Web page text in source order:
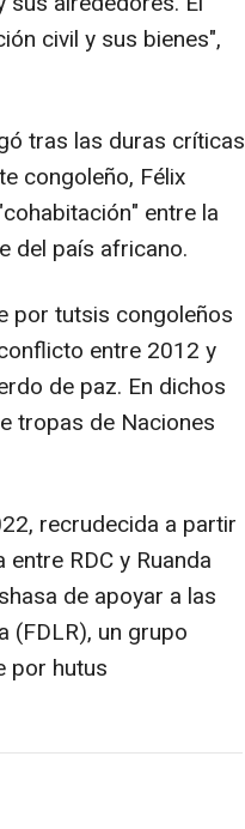
civil y sus bienes",
tras las duras críticas
congoleño, Félix
entre la
del país africano.
por tutsis congoleños
entre 2012 y
de paz. En dichos
tropas de Naciones
recrudecida a partir
RDC y Ruanda
de apoyar a las
(FDLR), un grupo
por hutus